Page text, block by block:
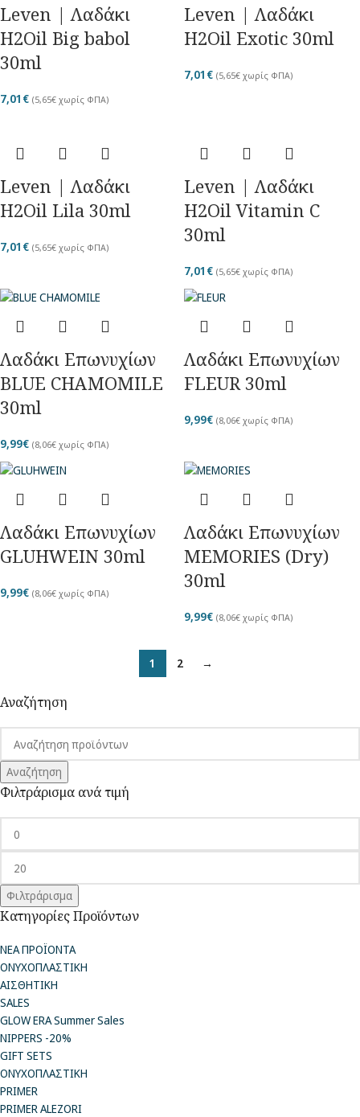
Αναζήτηση
Αναζήτηση
Φιλτράρισμα ανά τιμή
Φιλτράρισμα
Κατηγορίες Προϊόντων
ΝΕΑ ΠΡΟΪΟΝΤΑ
ΟΝΥΧΟΠΛΑΣΤΙΚΗ
ΑΙΣΘΗΤΙΚΗ
SALES
GLOW ERA Summer Sales
NIPPERS -20%
GIFT SETS
ΟΝΥΧΟΠΛΑΣΤΙΚΗ
PRIMER
PRIMER ALEZORI
Leven | Λαδάκι
Η2Oil Big babol
30ml
7,01 € (5,65€ χωρίς ΦΠΑ)
Leven | Λαδάκι
Η2Oil Exotic 30ml
7,01 € (5,65€ χωρίς ΦΠΑ)
Leven | Λαδάκι
Η2Oil Lila 30ml
7,01 € (5,65€ χωρίς ΦΠΑ)
Leven | Λαδάκι
Η2Oil Vitamin C
30ml
7,01 € (5,65€ χωρίς ΦΠΑ)
Λαδάκι Επωνυχίων
BLUE CHAMOMILE
30ml
9,99€ (8,06€ χωρίς ΦΠΑ)
Λαδάκι Επωνυχίων
FLEUR 30ml
9,99€ (8,06€ χωρίς ΦΠΑ)
Λαδάκι Επωνυχίων
GLUHWEIN 30ml
9,99€ (8,06€ χωρίς ΦΠΑ)
Λαδάκι Επωνυχίων
MEMORIES (Dry)
30ml
9,99€ (8,06€ χωρίς ΦΠΑ)
1 2 →